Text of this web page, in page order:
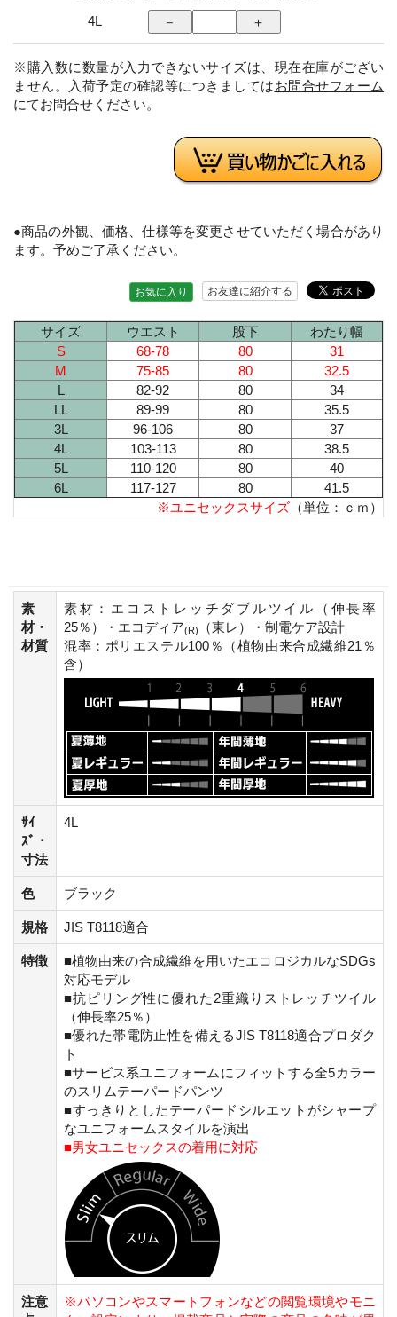
4L
※購入数に数量が入力できないサイズは、現在在庫がござい
ません。入荷予定の確認等につきましてはお問合せフォーム
にてお問合せください。
●商品の外観、価格、仕様等を変更させていただく場合があり
ます。予めご了承ください。
お友達に紹介する
お気に入り
サイズ ウエスト 股下
わたり幅
S
68-78 80
31
M
75-85 80
32.5
L
82-92 80
34
LL
89-99 80
35.5
3L
96-106 80
37
4L
103-113 80
38.5
5L
110-120 80
40
6L
117-127 80
41.5
※ユニセックスサイズ （単位：ｃｍ）
素
材・
材質
素材：エコストレッチダブルツイル（伸長率
25％）・エコディア(R)
（東レ）・制電ケア設計
混率：ポリエステル100％（植物由来合成繊維21％
含）
ｻｲ
ｽﾞ・
寸法
4L
色 ブラック
規格 JIS T8118適合
特徴
■植物由来の合成繊維を用いたエコロジカルなSDGs
対応モデル
■抗ピリング性に優れた2重織りストレッチツイル
（伸長率25％）
■優れた帯電防止性を備えるJIS T8118適合プロダク
ト
■サービス系ユニフォームにフィットする全5カラー
のスリムテーパードパンツ
■すっきりとしたテーパードシルエットがシャープ
なユニフォームスタイルを演出
■男女ユニセックスの着用に対応
注意
※パソコンやスマートフォンなどの閲覧環境やモニ